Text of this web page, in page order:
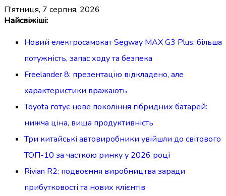
Перейти
вмісту
п’ятниця, 7 серпня, 2026
Найсвіжіші:
Новий електросамокат Segway MAX G3 Plus: більша
потужність, запас ходу та безпека
Freelander 8: презентацію відкладено, але
характеристики вражають
Toyota готує нове покоління гібридних батарей:
нижча ціна, вища продуктивність
Три китайські автовиробники увійшли до світового
ТОП-10 за часткою ринку у 2026 році
Rivian R2: подвоєння виробництва заради
прибутковості та нових клієнтів